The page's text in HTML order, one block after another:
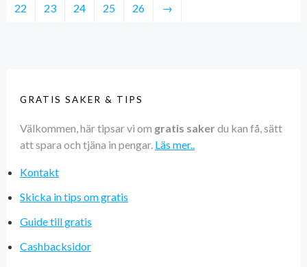
22 23 24 25 26 →
GRATIS SAKER & TIPS
Välkommen, här tipsar vi om gratis saker du kan få, sätt
att spara och tjäna in pengar. Läs mer..
Kontakt
Skicka in tips om gratis
Guide till gratis
Cashbacksidor